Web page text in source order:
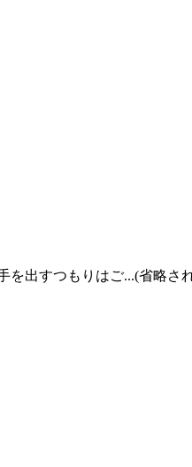
を出すつもりはご...(省略さ